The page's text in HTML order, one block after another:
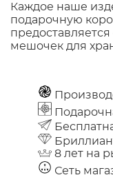
Каждое наше
подарочную
мешочек для
8 лет на
Сеть